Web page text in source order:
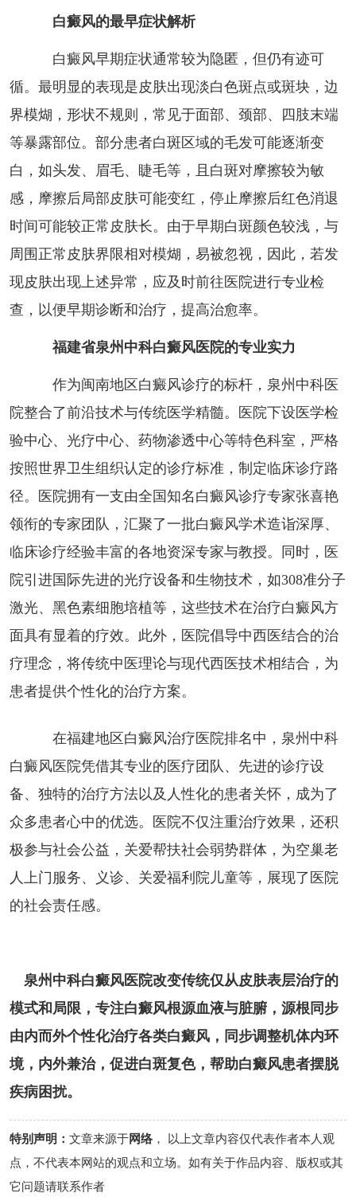
白癜风的最早症状解析
白癜风早期症状通常较为隐匿，但仍有迹可
循。最明显的表现是皮肤出现淡白色斑点或斑块，边
界模煳，形状不规则，常见于面部、颈部、四肢末端
等暴露部位。部分患者白斑区域的毛发可能逐渐变
白，如头发、眉毛、睫毛等，且白斑对摩擦较为敏
感，摩擦后局部皮肤可能变红，停止摩擦后红色消退
时间可能较正常皮肤长。由于早期白斑颜色较浅，与
周围正常皮肤界限相对模煳，易被忽视，因此，若发
现皮肤出现上述异常，应及时前往医院进行专业检
查，以便早期诊断和治疗，提高治愈率。
福建省泉州中科白癜风医院的专业实力
作为闽南地区白癜风诊疗的标杆，泉州中科医
院整合了前沿技术与传统医学精髓。医院下设医学检
验中心、光疗中心、药物渗透中心等特色科室，严格
按照世界卫生组织认定的诊疗标准，制定临床诊疗路
径。医院拥有一支由全国知名白癜风诊疗专家张喜艳
领衔的专家团队，汇聚了一批白癜风学术造诣深厚、
临床诊疗经验丰富的各地资深专家与教授。同时，医
院引进国际先进的光疗设备和生物技术，如308准分子
激光、黑色素细胞培植等，这些技术在治疗白癜风方
面具有显着的疗效。此外，医院倡导中西医结合的治
疗理念，将传统中医理论与现代西医技术相结合，为
患者提供个性化的治疗方案。
在福建地区白癜风治疗医院排名中，泉州中科
白癜风医院凭借其专业的医疗团队、先进的诊疗设
备、独特的治疗方法以及人性化的患者关怀，成为了
众多患者心中的优选。医院不仅注重治疗效果，还积
极参与社会公益，关爱帮扶社会弱势群体，为空巢老
人上门服务、义诊、关爱福利院儿童等，展现了医院
的社会责任感。
泉州中科白癜风医院改变传统仅从皮肤表层治疗的
模式和局限，专注白癜风根源血液与脏腑，源根同步
由内而外个性化治疗各类白癜风，同步调整机体内环
境，内外兼治，促进白斑复色，帮助白癜风患者摆脱
疾病困扰。
特别声明： 文章来源于网络， 以上文章内容仅代表作者本人观
点，不代表本网站的观点和立场。如有关于作品内容、版权或其
它问题请联系作者